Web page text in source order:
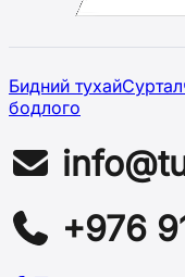
Бидний тухай
бодлого
+976